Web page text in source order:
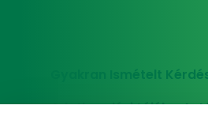
Gyakran Ismételt
Adatkezelési